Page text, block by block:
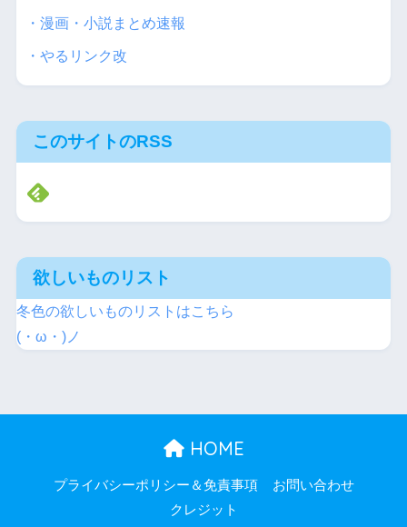
・漫画・小説まとめ速報
・やるリンク改
このサイトのRSS
欲しいものリスト
冬色の欲しいものリストはこちら
(・ω・)ノ
HOME
プライバシーポリシー＆免責事項
お問い合わせ
クレジット